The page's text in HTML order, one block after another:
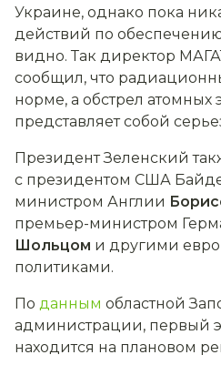
Украине, однако пока
действий по
видно. Так директор
сообщил, что
норме, а обстрел атомных
представляет собой
Президент Зеленский
с президентом США
министром Англии
премьер-министром
Шольцом и другими
политиками.
По данным областной
администрации, первый
находится на плановом